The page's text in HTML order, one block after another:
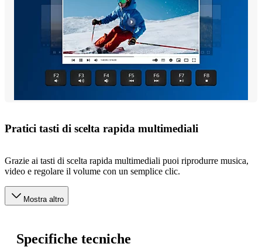
Pratici tasti di scelta rapida multimediali
Grazie ai tasti di scelta rapida multimediali puoi riprodurre musica,
video e regolare il volume con un semplice clic.
Mostra altro
Specifiche tecniche